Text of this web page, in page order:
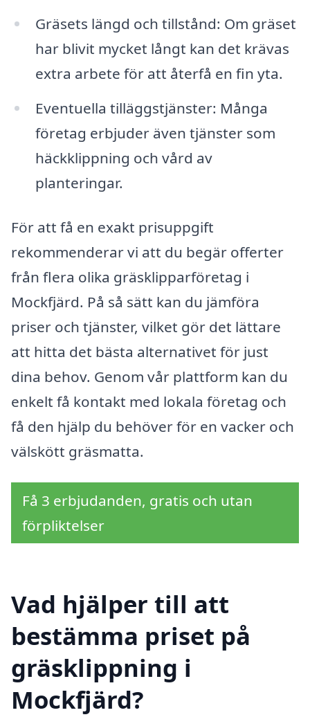
Gräsets längd och tillstånd: Om gräset
har blivit mycket långt kan det krävas
extra arbete för att återfå en fin yta.
Eventuella tilläggstjänster: Många
företag erbjuder även tjänster som
häckklippning och vård av
planteringar.
För att få en exakt prisuppgift
rekommenderar vi att du begär offerter
från flera olika gräsklipparföretag i
Mockfjärd. På så sätt kan du jämföra
priser och tjänster, vilket gör det lättare
att hitta det bästa alternativet för just
dina behov. Genom vår plattform kan du
enkelt få kontakt med lokala företag och
få den hjälp du behöver för en vacker och
välskött gräsmatta.
Få 3 erbjudanden, gratis och utan
förpliktelser
Vad hjälper till att
bestämma priset på
gräsklippning i
Mockfjärd?